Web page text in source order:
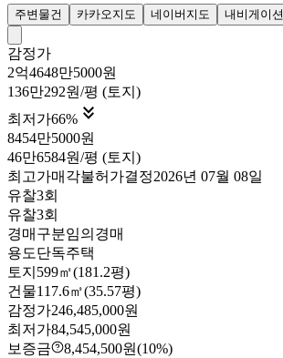
주변물건 카카오지도 네이버지도 내비게이션
감정가
2억4648만5000원
136만292원/평 (토지)
최저가66% 
8454만5000원
46만6584원/평 (토지)
최고가매각불허가결정2026년 07월 08일
유찰3회
유찰3회
경매구분임의경매
용도단독주택
토지 599㎡(181.2평)
건물117.6㎡(35.57평)
감정가246,485,000원
최저가84,545,000원
보증금
8,454,500원(10%)